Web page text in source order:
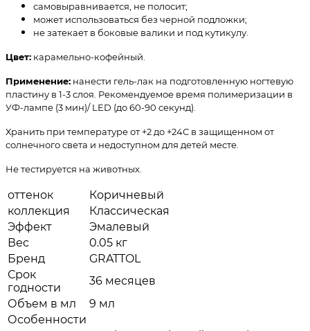
самовыравнивается, не полосит;
может использоваться без черной подложки;
не затекает в боковые валики и под кутикулу.
Цвет: карамельно-кофейный.
Применение: нанести гель-лак на подготовленную ногтевую
пластину в 1-3 слоя. Рекомендуемое время полимеризации в
УФ-лампе (3 мин)/ LED (до 60-90 секунд).
Хранить при температуре от +2 до +24С в защищенном от
солнечного света и недоступном для детей месте.
Не тестируется на животных.
оттенок
Коричневый
коллекция
Классическая
Эффект
Эмалевый
Вес
0.05 кг
Бренд
GRATTOL
Срок
годности
36 месяцев
Объем в мл
9 мл
Особенности